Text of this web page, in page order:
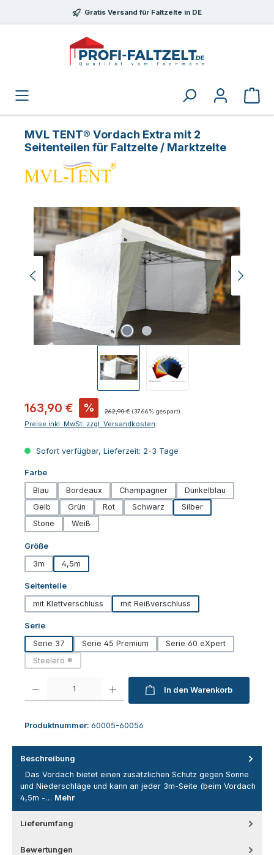
Zum Hauptinhalt springenGratis Versand für Faltzelte in DE
MVL TENT® Vordach Extra mit 2
Seitenteilen für Faltzelte / Marktzelte
Bildergalerie überspringen
Verkaufspreis:
163,90 € % Regulärer Preis:
262,90 € (37.66% gespart)
Preise inkl. MwSt. zzgl. Versandkosten
Sofort verfügbar, Lieferzeit: 2-3 Tage
Farbeauswählen
Blau
Bordeaux Champagner
Dunkelblau
Gelb
Grün Rot Schwarz
Silber
Stone
Weiß
Größeauswählen
3m
4,5m
Seitenteileauswählen
mit Klettverschluss
mit Reißverschluss
Serieauswählen
Serie 37
Serie 45 Premium
Serie 60 eXpert
Steelero ®
(Diese Option ist zurzeit nicht verfügbar.)
In den Warenkorb
Produktnummer: 60005-60056
Beschreibung
Das Vordach bietet einen zusätzlichen Schutz gegen Sonne
und Niederschläge und kann an jeder 3m-Seite (beim Vordach
4,5m -… Mehr
Lieferumfang
Bewertungen